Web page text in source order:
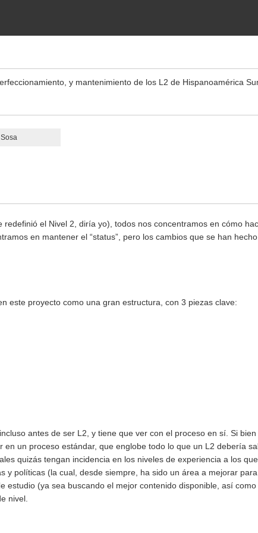
y mantenimiento de los L2 de Hispanoamérica
redefinió el Nivel 2, diría yo), todos nos concentramos en cómo
en mantener el “status”, pero los cambios que se han
este proyecto como una gran estructura, con 3 piezas clave:
antes de ser L2, y tiene que ver con el proceso en sí. Si
en un proceso estándar, que englobe todo lo que un L2 debería
quizás tengan incidencia en los niveles de experiencia a los
y políticas (la cual, desde siempre, ha sido un área a mejorar
estudio (ya sea buscando el mejor contenido disponible, así
nivel.